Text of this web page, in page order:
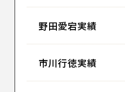
野田愛宕実績
市川行徳実績